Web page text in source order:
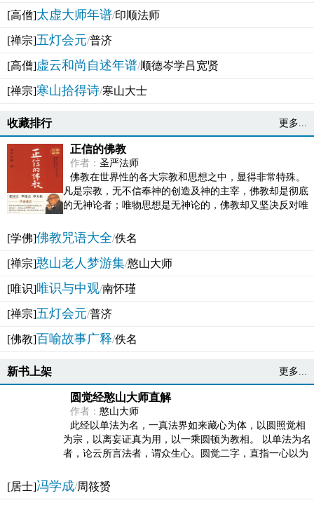
[高僧]太虚大师年谱/印顺法师
[禅宗]五灯会元/普济
[高僧]虚云和尚自述年谱/顺德岑学吕宽贤
[禅宗]寒山拾得诗/寒山大士
收藏排行 更多...
正信的佛教
作者： 圣严法师
佛教在世界性的各大宗教和思想之中，显得非常特殊。
凡是宗教，无不信奉神的创造及神的主宰，佛教却是彻底
的无神论者；唯物思想是无神论的，佛教却又坚决反对唯
[学佛]佛教咒语大全/佚名
[禅宗]憨山老人梦游集/憨山大师
[唯识]唯识与中观/南怀瑾
[禅宗]五灯会元/普济
[佛教]百喻故事广释/佚名
新书上架 更多...
圆觉经憨山大师直解
作者： 憨山大师
此经以单法为名，一真法界如来藏心为体，以圆照觉相
为宗，以离妄证真为用，以一乘圆顿为教相。 以单法为名
者，论云所言法者，谓众生心。圆觉二字，直指一心以为
[居士]冯学成/周筱赟